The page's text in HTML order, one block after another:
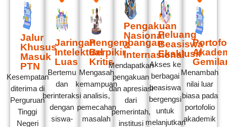
Jalur
Khusus
Masuk
PTN
Kesempatan
diterima di
Perguruan
Tinggi
Negeri
Jaringan
Intelektual
Luas
Bertemu
dan
berinteraksi
dengan
siswa-
Pengembangan
Berpikir
Kritis
Mengasah
kemampuan
analisis,
pemecahan
masalah
Pengakuan
Nasional
&
Internasional
Mendapatkan
pengakuan
dan apresiasi
dari
pemerintah,
institusi
Peluang
Beasiswa
Eksklusif
Akses ke
berbagai
beasiswa
bergengsi
untuk
melanjutkan
Menambah
nilai luar
biasa pada
portofolio
akademik